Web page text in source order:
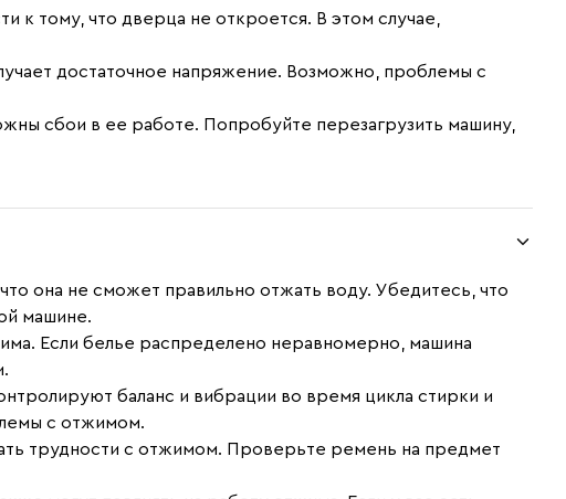
к тому, что дверца не откроется. В этом случае,
достаточное напряжение. Возможно, проблемы с
сбои в ее работе. Попробуйте перезагрузить машину,
она не сможет правильно отжать воду. Убедитесь, что
машине.
Если белье распределено неравномерно, машина
баланс и вибрации во время цикла стирки и
с отжимом.
трудности с отжимом. Проверьте ремень на предмет